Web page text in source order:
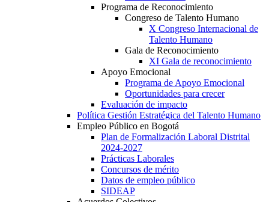
Programa de Reconocimiento
Congreso de Talento Humano
X Congreso Internacional de
Talento Humano
Gala de Reconocimiento
XI Gala de reconocimiento
Apoyo Emocional
Programa de Apoyo Emocional
Oportunidades para crecer
Evaluación de impacto
Política Gestión Estratégica del Talento Humano
Empleo Público en Bogotá
Plan de Formalización Laboral Distrital
2024-2027
Prácticas Laborales
Concursos de mérito
Datos de empleo público
SIDEAP